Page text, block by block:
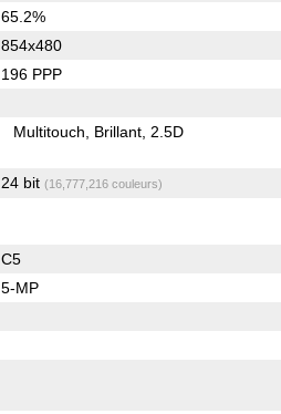
65.2%
854x480
196 PPP
Multitouch Brillant 2.5D
24 bit (16,777,216 couleurs)
C5
5-MP